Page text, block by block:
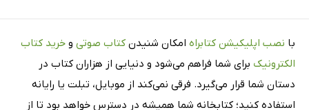
با نصب اپلیکیشن کتابراه امکان شنیدن کتاب صوتی و خرید کتاب
الکترونیک برای شما فراهم می‌شود و دنیایی از هزاران کتاب در
دستان شما قرار می‌گیرد. فرقی نمی‌کند از موبایل، تبلت یا رایانه
استفاده کنید؛ کتابخانه شما همیشه در دسترس خواهد بود تا از